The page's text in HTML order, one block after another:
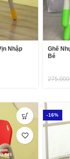
Nhập
Ghế
Bé
-16%